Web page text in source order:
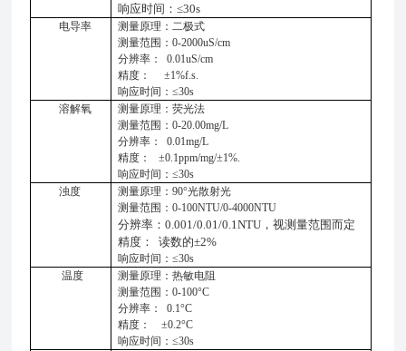
响应时间：≤30s
电导率
测量原理：二极式
测量范围：0-2000uS/cm
分辨率：
0.01uS/cm
精度：
±1%f.s.
响应时间：≤30s
溶解氧
测量原理：荧光法
测量范围：0-20.00mg/L
分辨率：
0.01mg/L
精度： ±0.1ppm/mg/±1%.
响应时间：≤30s
浊度
测量原理：90°光散射光
测量范围：0-100NTU/0-4000NTU
分辨率：0.001/0.01/0.1NTU ，视测量范围而定
精度：
读数的±2%
响应时间：≤30s
温度
测量原理：热敏电阻
测量范围：0-100°C
分辨率：
0.1°C
精度：
±0.2°C
响应时间：≤30s